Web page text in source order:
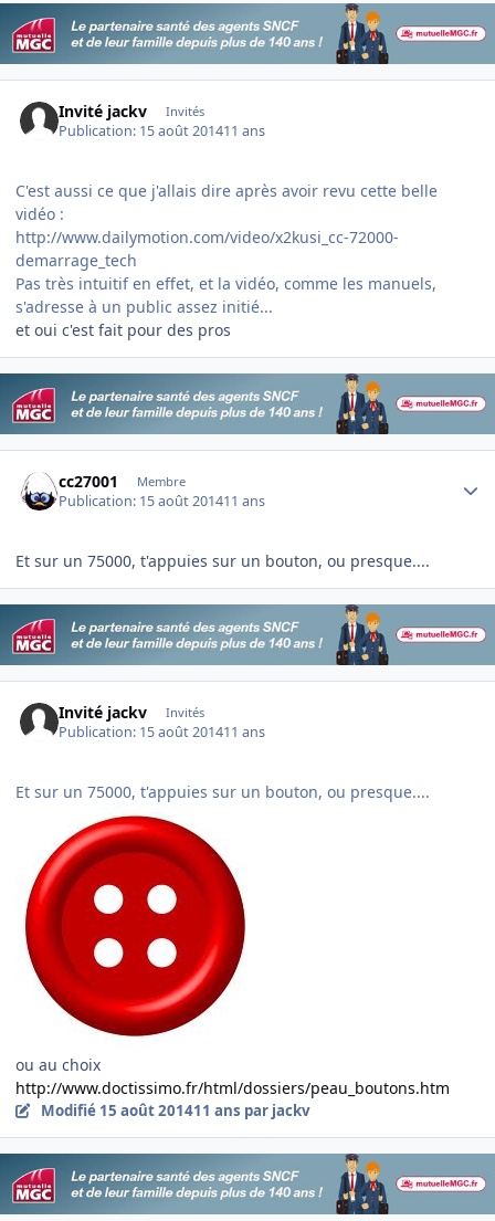
Invité jackv Invités
Publication: 15 août 201411 ans
C'est aussi ce que j'allais dire après avoir revu cette belle
vidéo :
http://www.dailymotion.com/video/x2kusi_cc-72000-
demarrage_tech
Pas très intuitif en effet, et la vidéo, comme les manuels,
s'adresse à un public assez initié...
et oui c'est fait pour des pros
cc27001 Membre
Publication: 15 août 201411 ans
Et sur un 75000, t'appuies sur un bouton, ou presque....
Invité jackv Invités
Publication: 15 août 201411 ans
Et sur un 75000, t'appuies sur un bouton, ou presque....
ou au choix
http://www.doctissimo.fr/html/dossiers/peau_boutons.htm
Modifié 15 août 201411 ans par jackv